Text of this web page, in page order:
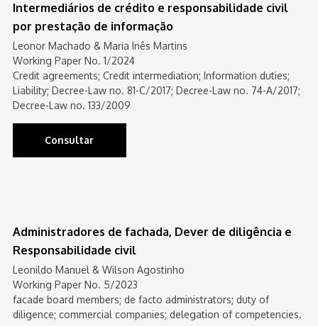
Intermediários de crédito e responsabilidade civil
por prestação de informação
Leonor Machado & Maria Inês Martins
Working Paper No. 1/2024
Credit agreements; Credit intermediation; Information duties;
Liability; Decree-Law no. 81-C/2017; Decree-Law no. 74-A/2017;
Decree-Law no. 133/2009
Consultar
Administradores de fachada, Dever de diligência e
Responsabilidade civil
Leonildo Manuel & Wilson Agostinho
Working Paper No. 5/2023
facade board members; de facto administrators; duty of
diligence; commercial companies; delegation of competencies.